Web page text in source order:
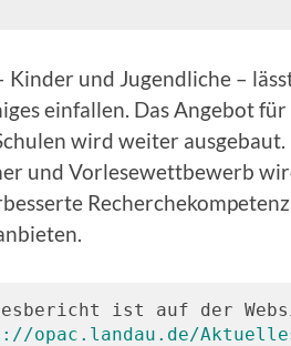
Kinder und Jugendliche –
einfallen. Das Angebot
wird weiter ausgebaut.
und Vorlesewettbewerb
ist auf der
opac.landau.de/